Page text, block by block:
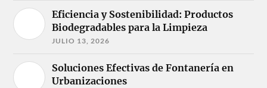
Eficiencia y Sostenibilidad: Productos
Biodegradables para la Limpieza
JULIO 13, 2026
Soluciones Efectivas de Fontanería en
Urbanizaciones